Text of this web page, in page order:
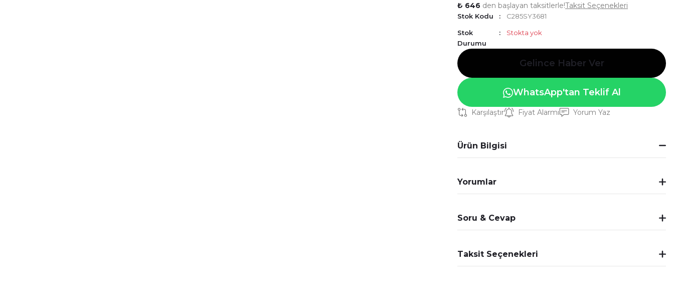
₺ 646 den başlayan taksitlerle!Taksit Seçenekleri
Stok Kodu C285SY3681
Stok
Durumu
Stokta yok
Gelince Haber Ver
WhatsApp'tan Teklif Al
Karşılaştır Fiyat Alarmı Yorum Yaz
Ürün Bilgisi
Yorumlar
Soru & Cevap
Taksit Seçenekleri